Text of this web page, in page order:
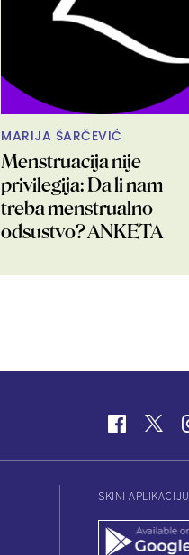
MARIJA ŠARČEVIĆ
Menstruacija nije
privilegija: Da li nam
treba menstrualno
odsustvo? ANKETA
SKINI APLIKACIJU